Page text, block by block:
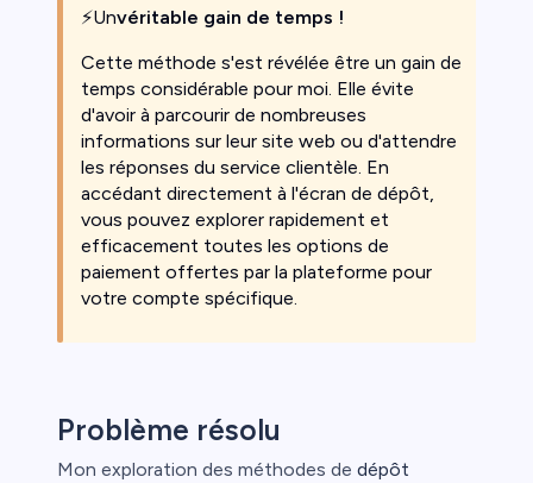
⚡Unvéritable gain de temps !
Cette méthode s'est révélée être un gain de
temps considérable pour moi. Elle évite
d'avoir à parcourir de nombreuses
informations sur leur site web ou d'attendre
les réponses du service clientèle. En
accédant directement à l'écran de dépôt,
vous pouvez explorer rapidement et
efficacement toutes les options de
paiement offertes par la plateforme pour
votre compte spécifique.
Problème résolu
Mon exploration des méthodes de dépôt